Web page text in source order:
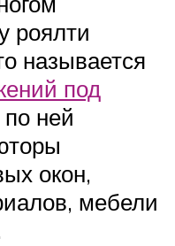
роялти
называется
под
по ней
окон,
мебели